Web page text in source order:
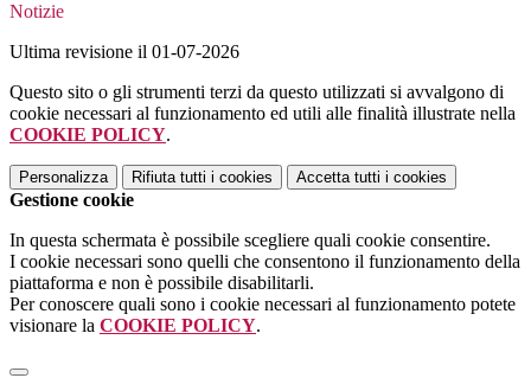
Notizie
Ultima revisione il 01-07-2026
Questo sito o gli strumenti terzi da questo utilizzati si avvalgono di
cookie necessari al funzionamento ed utili alle finalità illustrate nella
COOKIE POLICY.
Personalizza Rifiuta tutti i cookies Accetta tutti i cookies
Gestione cookie
In questa schermata è possibile scegliere quali cookie consentire.
I cookie necessari sono quelli che consentono il funzionamento della
piattaforma e non è possibile disabilitarli.
Per conoscere quali sono i cookie necessari al funzionamento potete
visionare la COOKIE POLICY.